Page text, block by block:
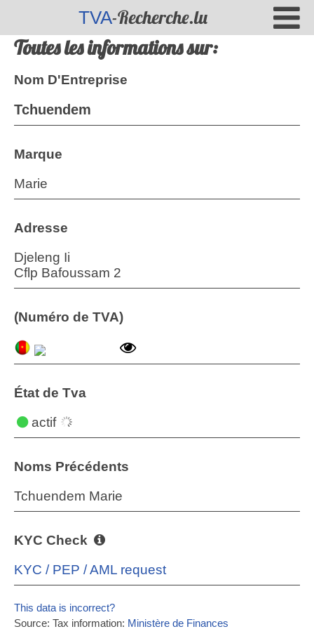
TVA-Recherche.lu
Toutes les informations sur:
Nom D'Entreprise
Tchuendem
Marque
Marie
Adresse
Djeleng Ii
Cflp Bafoussam 2
(Numéro de TVA)
État de Tva
actif
Noms Précédents
Tchuendem Marie
KYC Check
KYC / PEP / AML request
This data is incorrect?
Source: Tax information: Ministère de Finances